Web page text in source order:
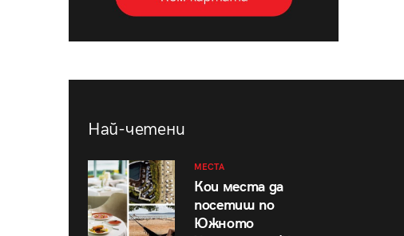
Най-четени
МЕСТА
Кои места да
посетиш по
Южното